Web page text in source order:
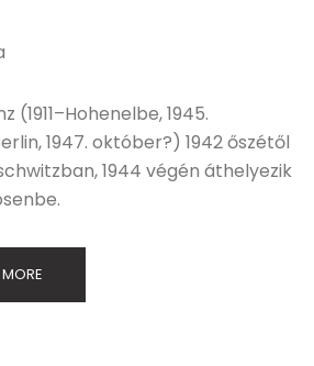
(1911–Hohenelbe, 1945.
1947. október?) 1942 őszétől
1944 végén áthelyezik